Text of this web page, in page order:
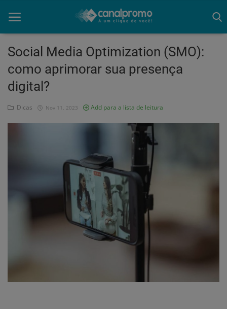
Home
Mato Grosso
Portugues
Social Media Optimization (SMO):
como aprimorar sua presença
digital?
Dicas Nov 11, 2023 Add para a lista de leitura